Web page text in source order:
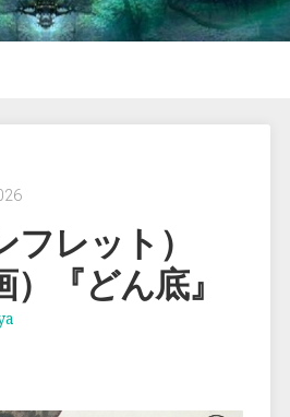
フレット）
）『どん底』